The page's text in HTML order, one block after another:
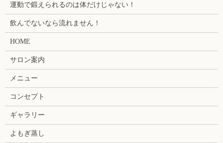
運動で鍛えられるのは体だけじゃない！
飲んでないなら流れません！
HOME
サロン案内
メニュー
コンセプト
ギャラリー
よもぎ蒸し